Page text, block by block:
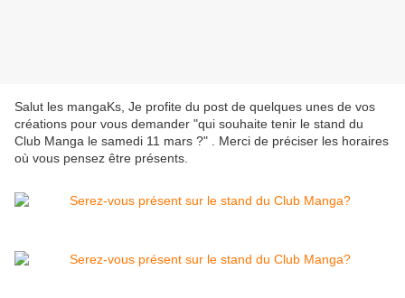
Salut les mangaKs, Je profite du post de quelques unes de vos
créations pour vous demander "qui souhaite tenir le stand du
Club Manga le samedi 11 mars ?" . Merci de préciser les horaires
où vous pensez être présents.